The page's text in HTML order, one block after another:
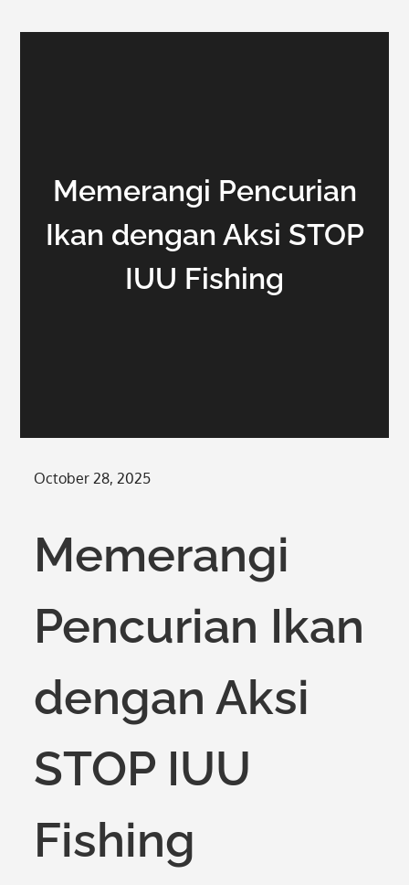
Memerangi Pencurian
Ikan dengan Aksi STOP
IUU Fishing
Posted
October 28, 2025
Memerangi
Pencurian Ikan
dengan Aksi
STOP IUU
Fishing